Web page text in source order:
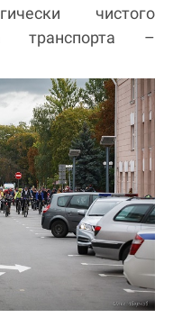
чистого
транспорта –